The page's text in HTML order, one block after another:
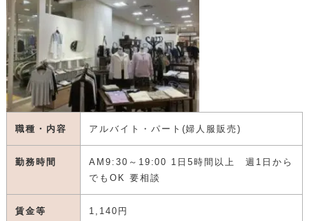
職種・内容 アルバイト・パート(婦人服販売)
勤務時間
AM9:30～19:00 1日5時間以上 週1日から
でもOK 要相談
賃金等 1,140円